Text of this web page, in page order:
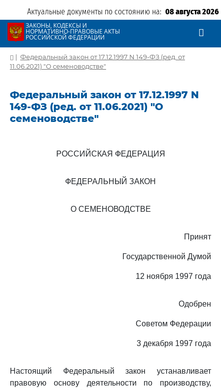
Актуальные документы по состоянию на: 08 августа 2026
ЗАКОНЫ, КОДЕКСЫ И
НОРМАТИВНО-ПРАВОВЫЕ АКТЫ
РОССИЙСКОЙ ФЕДЕРАЦИИ
| Федеральный закон от 17.12.1997 N 149-ФЗ (ред. от
11.06.2021) "О семеноводстве"
Федеральный закон от 17.12.1997 N
149-ФЗ (ред. от 11.06.2021) "О
семеноводстве"
РОССИЙСКАЯ ФЕДЕРАЦИЯ
ФЕДЕРАЛЬНЫЙ ЗАКОН
О СЕМЕНОВОДСТВЕ
Принят
Государственной Думой
12 ноября 1997 года
Одобрен
Советом Федерации
3 декабря 1997 года
Настоящий Федеральный закон устанавливает
правовую основу деятельности по производству,